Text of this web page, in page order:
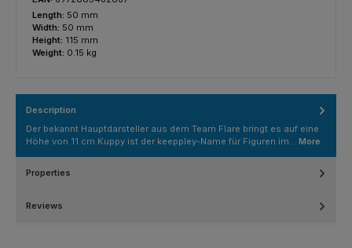
Length: 50 mm
Width: 50 mm
Height: 115 mm
Weight: 0.15 kg
Description
Der bekannt Hauptdarsteller aus dem Team Flare bringt es auf eine
Höhe von 11 cm Kuppy ist der keeppley-Name für Figuren im… More
Properties
Reviews